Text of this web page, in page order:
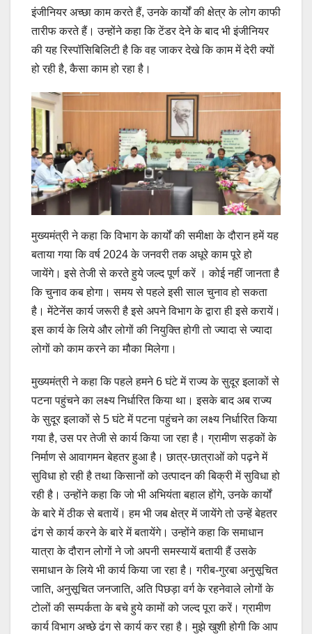
इंजीनियर अच्छा काम करते हैं, उनके कार्यों की क्षेत्र के लोग काफी
तारीफ करते हैं। उन्होंने कहा कि टेंडर देने के बाद भी इंजीनियर
की यह रिस्पॉसिबिलिटी है कि वह जाकर देखे कि काम में देरी क्यों
हो रही है, कैसा काम हो रहा है।
मुख्यमंत्री ने कहा कि विभाग के कार्यों की समीक्षा के दौरान हमें यह
बताया गया कि वर्ष 2024 के जनवरी तक अधूरे काम पूरे हो
जायेंगे। इसे तेजी से करते हुये जल्द पूर्ण करें । कोई नहीं जानता है
कि चुनाव कब होगा। समय से पहले इसी साल चुनाव हो सकता
है। मेंटेनेंस कार्य जरूरी है इसे अपने विभाग के द्वारा ही इसे करायें।
इस कार्य के लिये और लोगों की नियुक्ति होगी तो ज्यादा से ज्यादा
लोगों को काम करने का मौका मिलेगा।
मुख्यमंत्री ने कहा कि पहले हमने 6 घंटे में राज्य के सुदूर इलाकों से
पटना पहुंचने का लक्ष्य निर्धारित किया था। इसके बाद अब राज्य
के सुदूर इलाकों से 5 घंटे में पटना पहुंचने का लक्ष्य निर्धारित किया
गया है, उस पर तेजी से कार्य किया जा रहा है। ग्रामीण सड़कों के
निर्माण से आवागमन बेहतर हुआ है। छात्र-छात्राओं को पढ़ने में
सुविधा हो रही है तथा किसानों को उत्पादन की बिक्री में सुविधा हो
रही है। उन्होंने कहा कि जो भी अभियंता बहाल होंगे, उनके कार्यों
के बारे में ठीक से बतायें। हम भी जब क्षेत्र में जायेंगे तो उन्हें बेहतर
ढंग से कार्य करने के बारे में बतायेंगे। उन्होंने कहा कि समाधान
यात्रा के दौरान लोगों ने जो अपनी समस्यायें बतायी हैं उसके
समाधान के लिये भी कार्य किया जा रहा है। गरीब-गुरबा अनुसूचित
जाति, अनुसूचित जनजाति, अति पिछड़ा वर्ग के रहनेवाले लोगों के
टोलों की सम्पर्कता के बचे हुये कामों को जल्द पूरा करें। ग्रामीण
कार्य विभाग अच्छे ढंग से कार्य कर रहा है। मुझे खुशी होगी कि आप